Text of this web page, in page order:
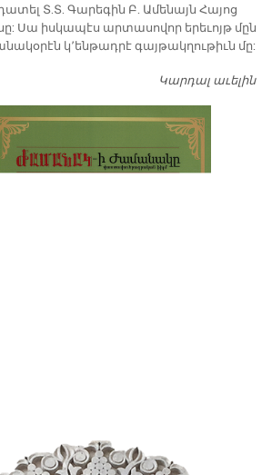
Տ.Տ. Գարեգին Բ. Ամենայն Հայոց
Սա իսկապէս արտասովոր երեւոյթ մըն
կ՚ենթադրէ գայթակղութիւն մը:
Կարդալ աւելին